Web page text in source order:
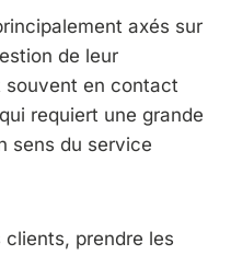
axés sur
de leur
souvent en contact
requiert une grande
sens du service
clients, prendre les